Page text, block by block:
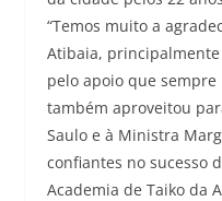
“Temos muito a
Atibaia,
pelo apoio que sempre
também aproveitou
Saulo e à Ministra
confiantes no sucesso
Academia de Taiko da